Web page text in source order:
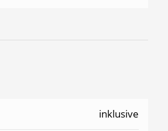
inklusive